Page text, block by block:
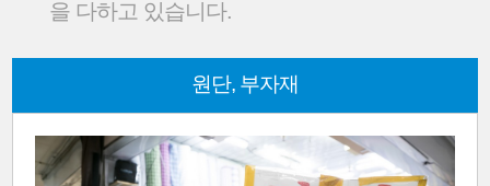
을 다하고 있습니다.
원단, 부자재